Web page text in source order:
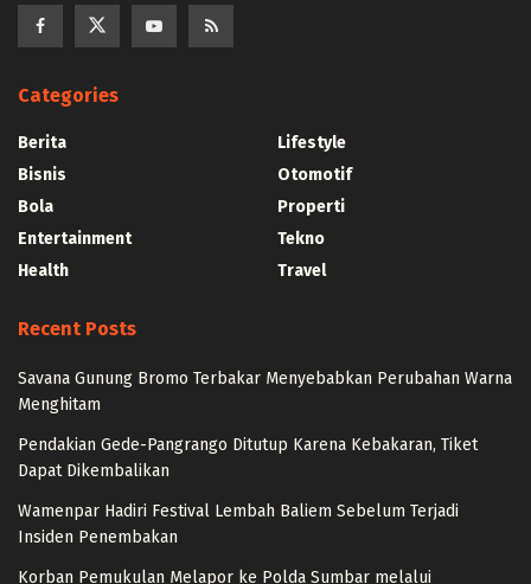
Categories
Berita
Bisnis
Bola
Entertainment
Health
Lifestyle
Otomotif
Properti
Tekno
Travel
Recent Posts
Savana Gunung Bromo Terbakar Menyebabkan Perubahan Warna
Menghitam
Pendakian Gede-Pangrango Ditutup Karena Kebakaran, Tiket
Dapat Dikembalikan
Wamenpar Hadiri Festival Lembah Baliem Sebelum Terjadi
Insiden Penembakan
Korban Pemukulan Melapor ke Polda Sumbar melalui